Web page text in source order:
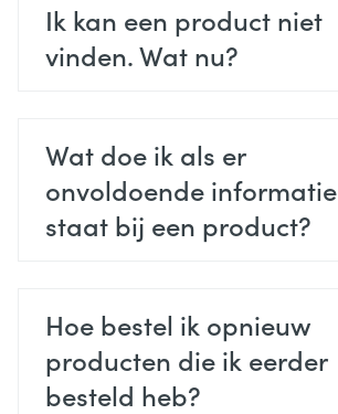
Ik kan een product niet
vinden. Wat nu?
Wat doe ik als er
onvoldoende informatie
staat bij een product?
Hoe bestel ik opnieuw
producten die ik eerder
besteld heb?